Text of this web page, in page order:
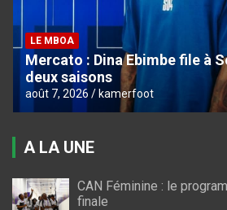
LE MBOA
Mercato : Dina Ebimbe file à
deux saisons
août 7, 2026 kamerfoot
A LA UNE
CAN Féminine : le
finale